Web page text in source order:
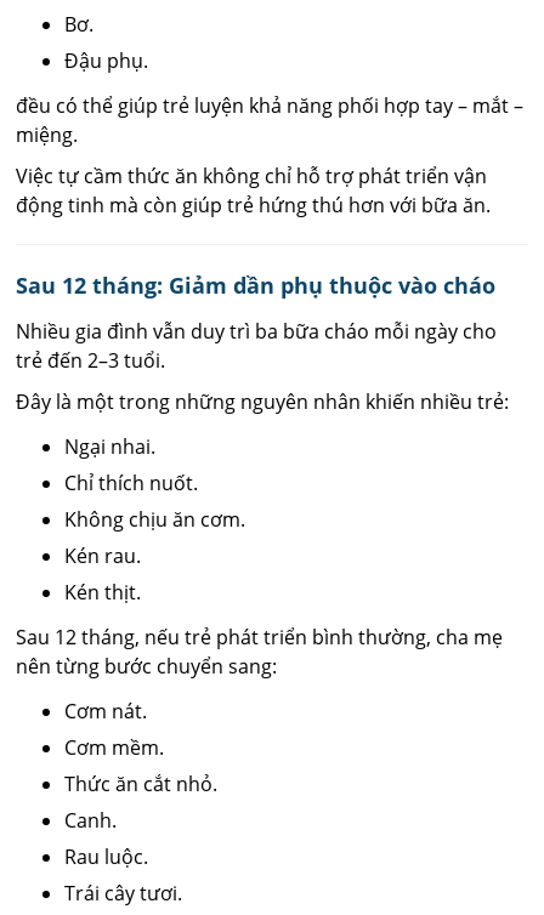
Bơ.
Đậu phụ.
đều có thể giúp trẻ luyện khả năng phối hợp tay – mắt –
miệng.
Việc tự cầm thức ăn không chỉ hỗ trợ phát triển vận
động tinh mà còn giúp trẻ hứng thú hơn với bữa ăn.
Sau 12 tháng: Giảm dần phụ thuộc vào cháo
Nhiều gia đình vẫn duy trì ba bữa cháo mỗi ngày cho
trẻ đến 2–3 tuổi.
Đây là một trong những nguyên nhân khiến nhiều trẻ:
Ngại nhai.
Chỉ thích nuốt.
Không chịu ăn cơm.
Kén rau.
Kén thịt.
Sau 12 tháng, nếu trẻ phát triển bình thường, cha mẹ
nên từng bước chuyển sang:
Cơm nát.
Cơm mềm.
Thức ăn cắt nhỏ.
Canh.
Rau luộc.
Trái cây tươi.